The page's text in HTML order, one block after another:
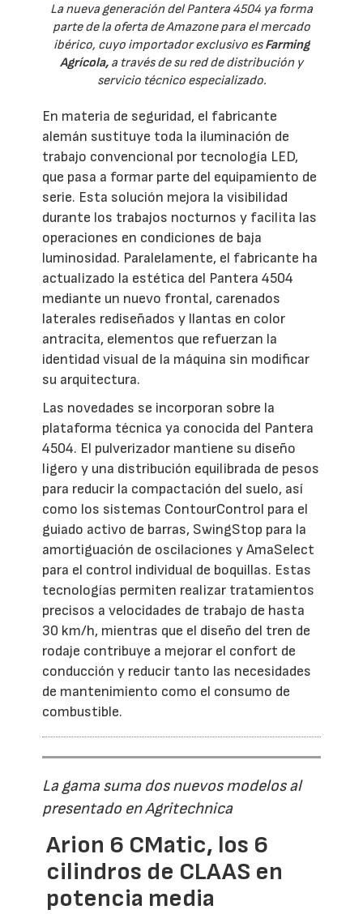
La nueva generación del Pantera 4504 ya forma
parte de la oferta de Amazone para el mercado
ibérico, cuyo importador exclusivo esFarming
Agrícola, a través de su red de distribución y
servicio técnico especializado.
En materia de seguridad, el fabricante
alemán sustituye toda la iluminación de
trabajo convencional por tecnología LED,
que pasa a formar parte del equipamiento de
serie. Esta solución mejora la visibilidad
durante los trabajos nocturnos y facilita las
operaciones en condiciones de baja
luminosidad. Paralelamente, el fabricante ha
actualizado la estética del Pantera 4504
mediante un nuevo frontal, carenados
laterales rediseñados y llantas en color
antracita, elementos que refuerzan la
identidad visual de la máquina sin modificar
su arquitectura.
Las novedades se incorporan sobre la
plataforma técnica ya conocida del Pantera
4504. El pulverizador mantiene su diseño
ligero y una distribución equilibrada de pesos
para reducir la compactación del suelo, así
como los sistemas ContourControl para el
guiado activo de barras, SwingStop para la
amortiguación de oscilaciones y AmaSelect
para el control individual de boquillas. Estas
tecnologías permiten realizar tratamientos
precisos a velocidades de trabajo de hasta
30 km/h, mientras que el diseño del tren de
rodaje contribuye a mejorar el confort de
conducción y reducir tanto las necesidades
de mantenimiento como el consumo de
combustible.
La gama suma dos nuevos modelos al
presentado en Agritechnica
Arion 6 CMatic, los 6
cilindros de CLAAS en
potencia media